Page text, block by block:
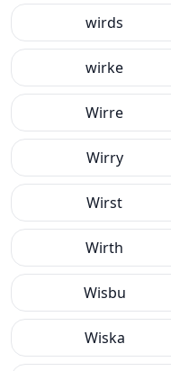
wirds
wirke
Wirre
Wirry
Wirst
Wirth
Wisbu
Wiska